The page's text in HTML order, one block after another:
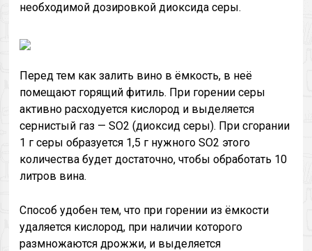
необходимой дозировкой диоксида серы.
Перед тем как залить вино в ёмкость, в неё
помещают горящий фитиль. При горении серы
активно расходуется кислород и выделяется
сернистый газ — SO2 (диоксид серы). При сгорании
1 г серы образуется 1,5 г нужного SO2 этого
количества будет достаточно, чтобы обработать 10
литров вина.
Способ удобен тем, что при горении из ёмкости
удаляется кислород, при наличии которого
размножаются дрожжи, и выделяется